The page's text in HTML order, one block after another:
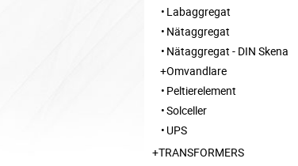
Labaggregat
Nätaggregat
Nätaggregat - DIN Skena
Omvandlare
Peltierelement
Solceller
UPS
TRANSFORMERS